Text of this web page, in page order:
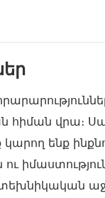
հիման վրա։
ենք